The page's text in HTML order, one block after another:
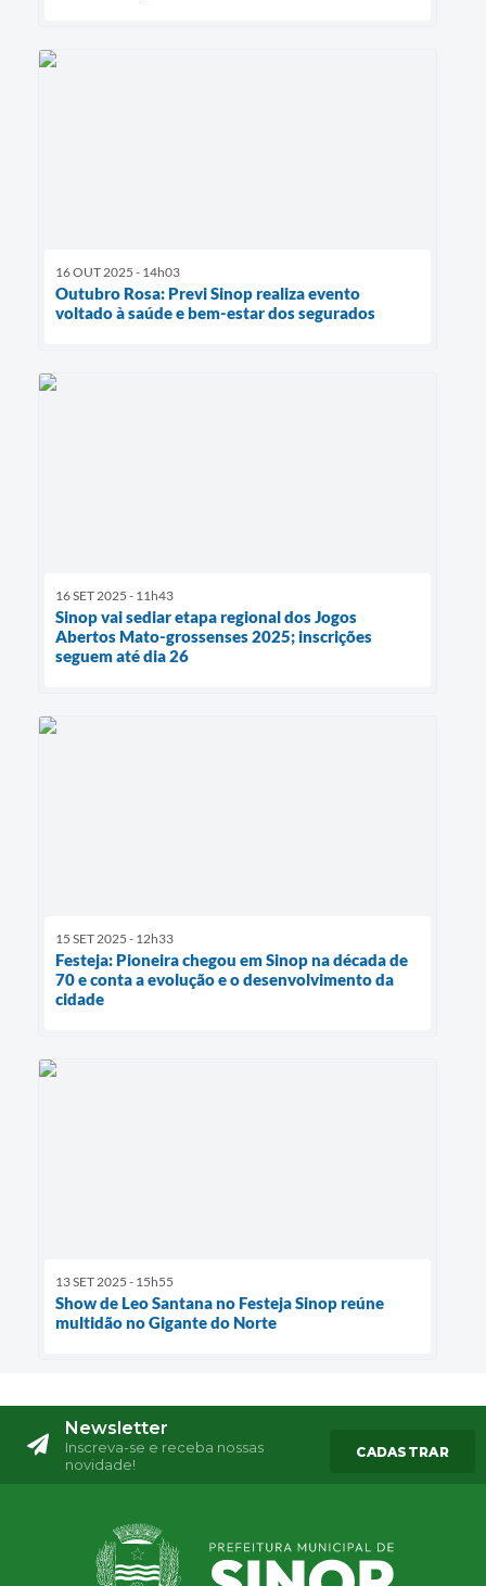
16 OUT 2025 - 14h03
Outubro Rosa: Previ Sinop realiza evento
voltado à saúde e bem-estar dos segurados
16 SET 2025 - 11h43
Sinop vai sediar etapa regional dos Jogos
Abertos Mato-grossenses 2025; inscrições
seguem até dia 26
15 SET 2025 - 12h33
Festeja: Pioneira chegou em Sinop na década de
70 e conta a evolução e o desenvolvimento da
cidade
13 SET 2025 - 15h55
Show de Leo Santana no Festeja Sinop reúne
multidão no Gigante do Norte
Newsletter
Inscreva-se e receba nossas
novidade!
CADASTRAR